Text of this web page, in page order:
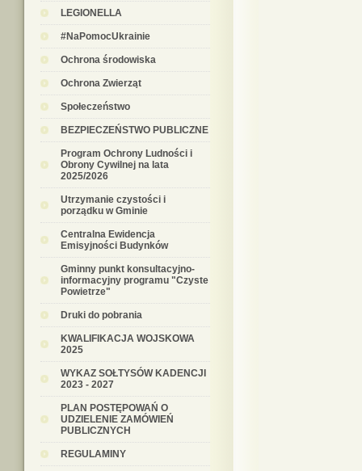
LEGIONELLA
#NaPomocUkrainie
Ochrona środowiska
Ochrona Zwierząt
Społeczeństwo
BEZPIECZEŃSTWO PUBLICZNE
Program Ochrony Ludności i
Obrony Cywilnej na lata
2025/2026
Utrzymanie czystości i
porządku w Gminie
Centralna Ewidencja
Emisyjności Budynków
Gminny punkt konsultacyjno-
informacyjny programu "Czyste
Powietrze"
Druki do pobrania
KWALIFIKACJA WOJSKOWA
2025
WYKAZ SOŁTYSÓW KADENCJI
2023 - 2027
PLAN POSTĘPOWAŃ O
UDZIELENIE ZAMÓWIEŃ
PUBLICZNYCH
REGULAMINY